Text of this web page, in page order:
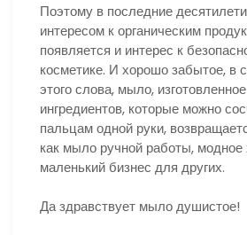
Поэтому в последние
интересом к органическим
появляется и интерес к
косметике. И хорошо забытое, в
этого слова, мыло,
ингредиентов, которые можно
пальцам одной руки,
как мыло ручной работы,
маленький бизнес для других.
Да здравствует мыло душистое!